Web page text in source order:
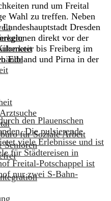
für Soziale Arbeit
Senioren
rund um Freital
Wahl zu treffen. Neben
Dresden
direkt vor der
bis Freiberg im
Elbland und Pirna in der
den Plauenschen
Die pulsierende
viele Erlebnisse und ist
für Städtereisen in
Freital-Potschappel ist
nur zwei S-Bahn-